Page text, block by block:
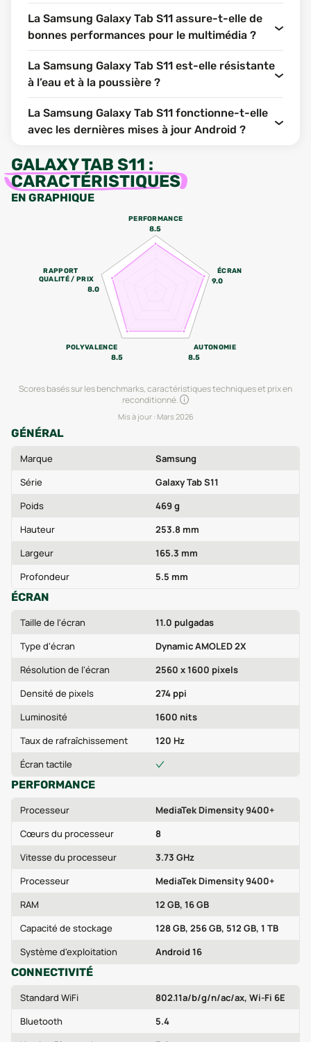
La Samsung Galaxy Tab S11 assure-t-elle de
bonnes performances pour le multimédia ?
La Samsung Galaxy Tab S11 est-elle résistante
à l’eau et à la poussière ?
La Samsung Galaxy Tab S11 fonctionne-t-elle
avec les dernières mises à jour Android ?
GALAXY TAB S11 :
CARACTÉRISTIQUES
EN GRAPHIQUE
PERFORMANCE
8.5
ÉCRAN
9.0
AUTONOMIE
8.5
POLYVALENCE
8.5
RAPPORT
QUALITÉ / PRIX
8.0
Scores basés sur les benchmarks, caractéristiques techniques et prix en
reconditionné.
Mis à jour : Mars 2026
GÉNÉRAL
Marque
Samsung
Série
Galaxy Tab S11
Poids
469 g
Hauteur
253.8 mm
Largeur
165.3 mm
Profondeur
5.5 mm
ÉCRAN
Taille de l'écran
11.0 pulgadas
Type d'écran
Dynamic AMOLED 2X
Résolution de l'écran
2560 x 1600 pixels
Densité de pixels
274 ppi
Luminosité
1600 nits
Taux de rafraîchissement
120 Hz
Écran tactile
PERFORMANCE
Processeur
MediaTek Dimensity 9400+
Cœurs du processeur
8
Vitesse du processeur
3.73 GHz
Processeur
MediaTek Dimensity 9400+
RAM
12 GB, 16 GB
Capacité de stockage
128 GB, 256 GB, 512 GB, 1 TB
Système d'exploitation
Android 16
CONNECTIVITÉ
Standard WiFi
802.11a/b/g/n/ac/ax, Wi-Fi 6E
Bluetooth
5.4